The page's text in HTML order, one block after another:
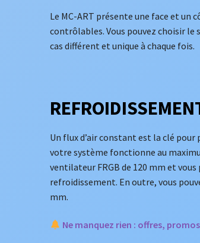
Le MC-ART présente une face et un
contrôlables. Vous pouvez choisir
cas différent et unique à chaque fois.
Un flux d’air constant est la clé
votre système fonctionne au
ventilateur FRGB de 120 mm et
refroidissement. En outre, vous
mm.
Ne manquez rien : offres,